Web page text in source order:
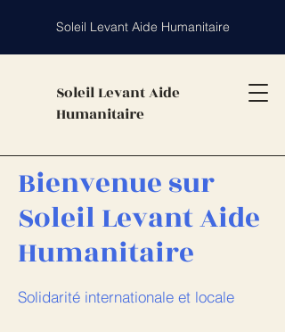
Soleil Levant Aide
Humanitaire
Soleil Levant Aide Humanitaire
Bienvenue sur
Soleil Levant Aide
Humanitaire
Solidarité internationale et locale